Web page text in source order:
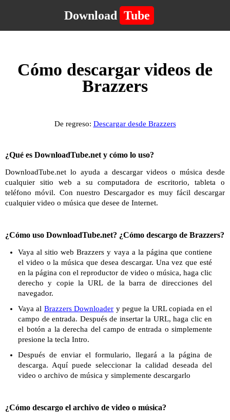
Download Tube
Cómo descargar videos de
Brazzers
De regreso: Descargar desde Brazzers
¿Qué es DownloadTube.net y cómo lo uso?
DownloadTube.net lo ayuda a descargar videos o música desde
cualquier sitio web a su computadora de escritorio, tableta o
teléfono móvil. Con nuestro Descargador es muy fácil descargar
cualquier video o música que desee de Internet.
¿Cómo uso DownloadTube.net? ¿Cómo descargo de Brazzers?
Vaya al sitio web Brazzers y vaya a la página que contiene
el video o la música que desea descargar. Una vez que esté
en la página con el reproductor de video o música, haga clic
derecho y copie la URL de la barra de direcciones del
navegador.
Vaya al Brazzers Downloader y pegue la URL copiada en el
campo de entrada. Después de insertar la URL, haga clic en
el botón a la derecha del campo de entrada o simplemente
presione la tecla Intro.
Después de enviar el formulario, llegará a la página de
descarga. Aquí puede seleccionar la calidad deseada del
video o archivo de música y simplemente descargarlo
¿Cómo descargo el archivo de video o música?